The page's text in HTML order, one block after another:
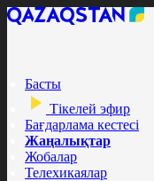
Басты
Тікелей эфир
Бағдарлама кестесі
Жаңалықтар
Жобалар
Телехикаялар